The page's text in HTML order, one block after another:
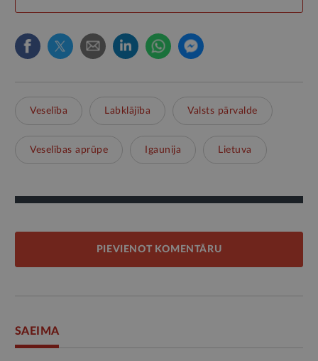
Veselība Labklājība Valsts pārvalde
Veselības aprūpe Igaunija Lietuva
PIEVIENOT KOMENTĀRU
SAEIMA